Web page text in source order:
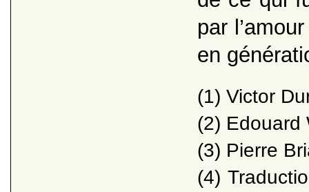
par
en
(1) Victor
(2) Edouard
(3) Pierre
(4)